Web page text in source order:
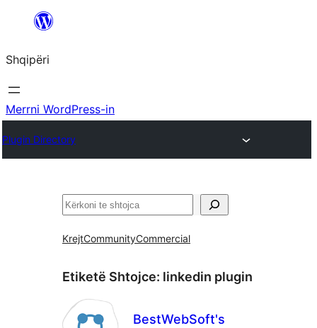
Hidhu
lënda
Shqipëri
Merrni WordPress-in
Plugin Directory
Kërko
KrejtCommunityCommercial
Etiketë Shtojce: linkedin plugin
BestWebSoft's